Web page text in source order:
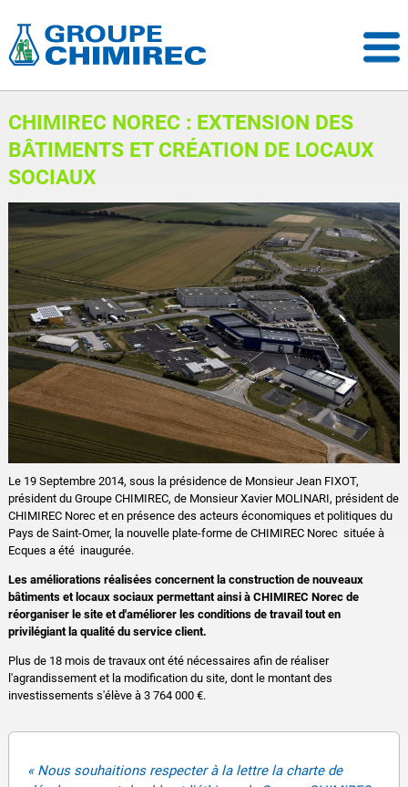
CHIMIREC NOREC : EXTENSION DES
BÂTIMENTS ET CRÉATION DE LOCAUX
SOCIAUX
Le 19 Septembre 2014, sous la présidence de Monsieur Jean FIXOT,
président du Groupe CHIMIREC, de Monsieur Xavier MOLINARI, président de
CHIMIREC Norec et en présence des acteurs économiques et politiques du
Pays de Saint-Omer, la nouvelle plate-forme de CHIMIREC Norec située à
Ecques a été inaugurée.
Les améliorations réalisées concernent la construction de nouveaux
bâtiments et locaux sociaux permettant ainsi à CHIMIREC Norec de
réorganiser le site et d'améliorer les conditions de travail tout en
privilégiant la qualité du service client.
Plus de 18 mois de travaux ont été nécessaires afin de réaliser
l'agrandissement et la modification du site, dont le montant des
investissements s'élève à 3 764 000 €.
« Nous souhaitions respecter à la lettre la charte de